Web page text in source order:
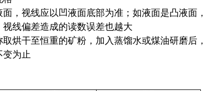
，视线应以凹液面底部为准；如液面是凸液面
线偏差造成的读数误差也越大‌
烘干至恒重的矿粉，加入蒸馏水或煤油研磨后
变为止‌